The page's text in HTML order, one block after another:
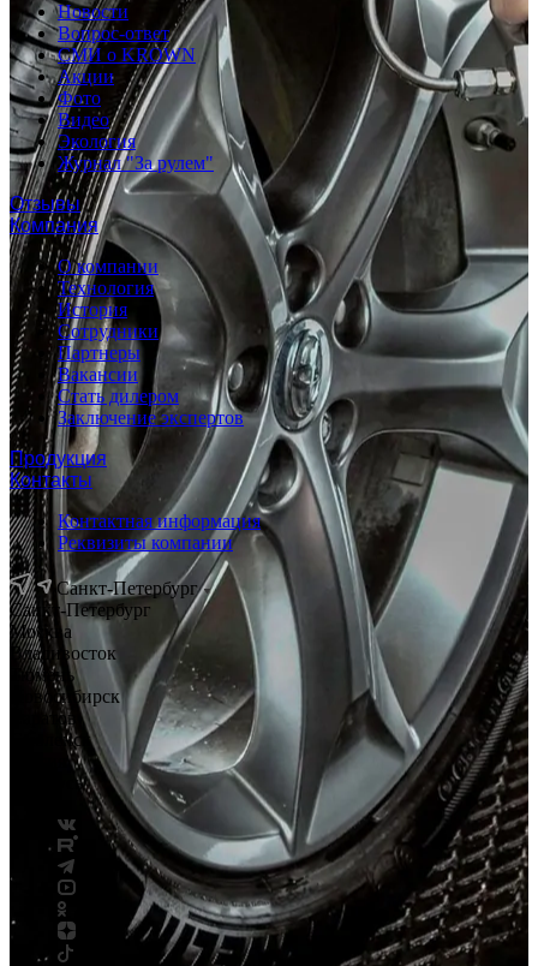
Новости
Вопрос-ответ
СМИ о KROWN
Акции
Фото
Видео
Экология
Журнал "За рулем"
Отзывы
Компания
О компании
Технология
История
Сотрудники
Партнеры
Вакансии
Стать дилером
Заключение экспертов
Продукция
Контакты
Контактная информация
Реквизиты компании
Санкт-Петербург
Санкт-Петербург
Москва
Владивосток
Тюмень
Новосибирск
Саратов
Смоленск
Беларусь